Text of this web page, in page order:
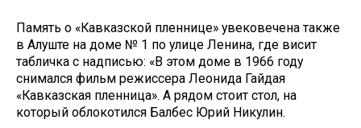
Память о «Кавказской пленнице» увековечена также
в Алуште на доме № 1 по улице Ленина, где висит
табличка с надписью: «В этом доме в 1966 году
снимался фильм режиссера Леонида Гайдая
«Кавказская пленница». А рядом стоит стол, на
который облокотился Балбес Юрий Никулин.